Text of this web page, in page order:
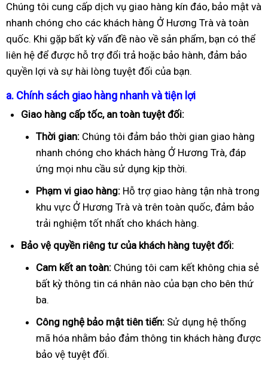
Chúng tôi cung cấp dịch vụ giao hàng kín đáo, bảo mật và
nhanh chóng cho các khách hàng Ở Hương Trà và toàn
quốc. Khi gặp bất kỳ vấn đề nào về sản phẩm, bạn có thể
liên hệ để được hỗ trợ đổi trả hoặc bảo hành, đảm bảo
quyền lợi và sự hài lòng tuyệt đối của bạn.
a. Chính sách giao hàng nhanh và tiện lợi
Giao hàng cấp tốc, an toàn tuyệt đối:
Thời gian: Chúng tôi đảm bảo thời gian giao hàng
nhanh chóng cho khách hàng Ở Hương Trà, đáp
ứng mọi nhu cầu sử dụng kịp thời.
Phạm vi giao hàng: Hỗ trợ giao hàng tận nhà trong
khu vực Ở Hương Trà và trên toàn quốc, đảm bảo
trải nghiệm tốt nhất cho khách hàng.
Bảo vệ quyền riêng tư của khách hàng tuyệt đối:
Cam kết an toàn: Chúng tôi cam kết không chia sẻ
bất kỳ thông tin cá nhân nào của bạn cho bên thứ
ba.
Công nghệ bảo mật tiên tiến: Sử dụng hệ thống
mã hóa nhằm bảo đảm thông tin khách hàng được
bảo vệ tuyệt đối.